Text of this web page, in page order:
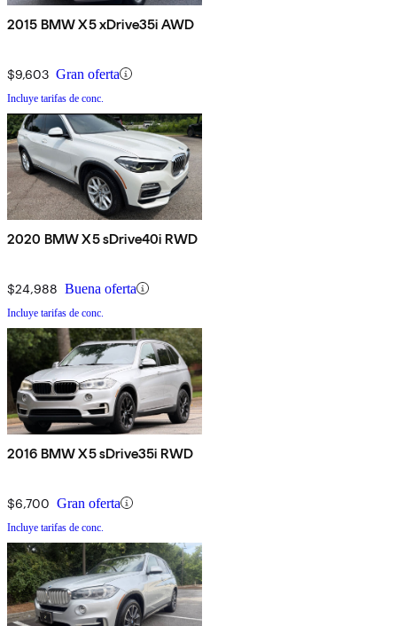
2015 BMW X5 xDrive35i AWD
$9,603 Gran oferta
Incluye tarifas de conc.
2020 BMW X5 sDrive40i RWD
$24,988 Buena oferta
Incluye tarifas de conc.
2016 BMW X5 sDrive35i RWD
$6,700 Gran oferta
Incluye tarifas de conc.